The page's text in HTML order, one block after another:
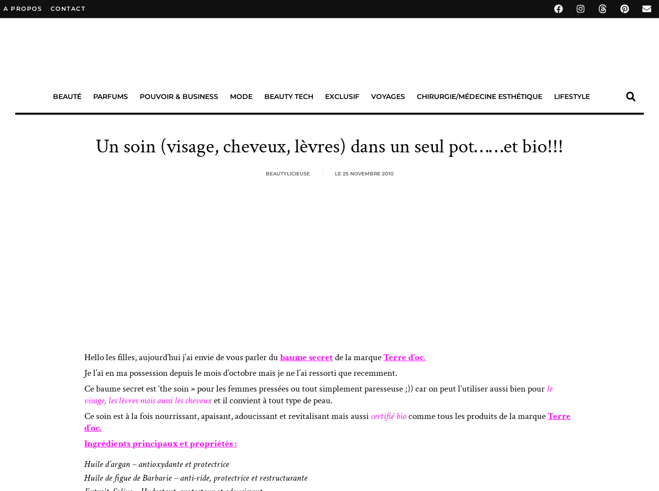
A PROPOS CONTACT
BEAUTÉ PARFUMS POUVOIR & BUSINESS MODE BEAUTY TECH EXCLUSIF VOYAGES CHIRURGIE/MÉDECINE ESTHÉTIQUE LIFESTYLE
Un soin (visage, cheveux, lèvres) dans un seul pot……et bio!!!
BEAUTYLICIEUSE LE 25 NOVEMBRE 2010
Hello les filles, aujourd’hui j’ai envie de vous parler dubaume secretde la marqueTerre d’oc.
Je l’ai en ma possession depuis le mois d’octobre mais je ne l’ai ressorti que recemment.
Ce baume secret est ‘the soin » pour les femmes pressées ou tout simplement paresseuse ;)) car on peut l’utiliser aussi bien pour le
visage, les lèvres mais aussi les cheveuxet il convient à tout type de peau.
Ce soin est à la fois nourrissant, apaisant, adoucissant et revitalisant mais aussi certifié biocomme tous les produits de la marqueTerre
d’oc.
Ingrédients principaux et propriétés :
Huile d’argan – antioxydante et protectrice
Huile de figue de Barbarie – anti-ride, protectrice et restructurante